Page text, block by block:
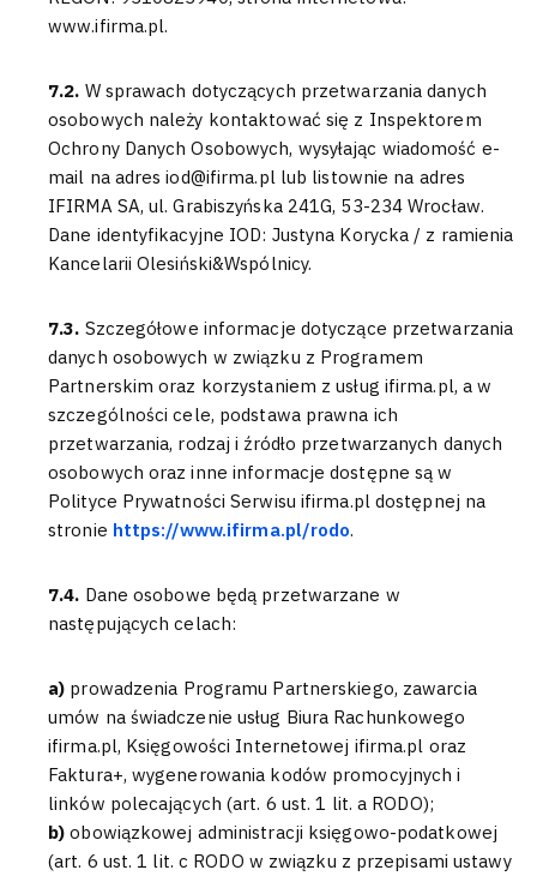
www.ifirma.pl.
7.2. W sprawach dotyczących przetwarzania danych
osobowych należy kontaktować się z Inspektorem
Ochrony Danych Osobowych, wysyłając wiadomość e-
mail na adres iod@ifirma.pl lub listownie na adres
IFIRMA SA, ul. Grabiszyńska 241G, 53-234 Wrocław.
Dane identyfikacyjne IOD: Justyna Korycka / z ramienia
Kancelarii Olesiński&Wspólnicy.
7.3. Szczegółowe informacje dotyczące przetwarzania
danych osobowych w związku z Programem
Partnerskim oraz korzystaniem z usług ifirma.pl, a w
szczególności cele, podstawa prawna ich
przetwarzania, rodzaj i źródło przetwarzanych danych
osobowych oraz inne informacje dostępne są w
Polityce Prywatności Serwisu ifirma.pl dostępnej na
stronie https://www.ifirma.pl/rodo.
7.4. Dane osobowe będą przetwarzane w
następujących celach:
a) prowadzenia Programu Partnerskiego, zawarcia
umów na świadczenie usług Biura Rachunkowego
ifirma.pl, Księgowości Internetowej ifirma.pl oraz
Faktura+, wygenerowania kodów promocyjnych i
linków polecających (art. 6 ust. 1 lit. a RODO);
b)obowiązkowej administracji księgowo-podatkowej
(art. 6 ust. 1 lit. c RODO w związku z przepisami ustawy